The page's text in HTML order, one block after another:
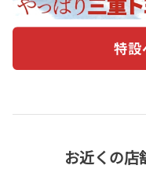
お近くの店